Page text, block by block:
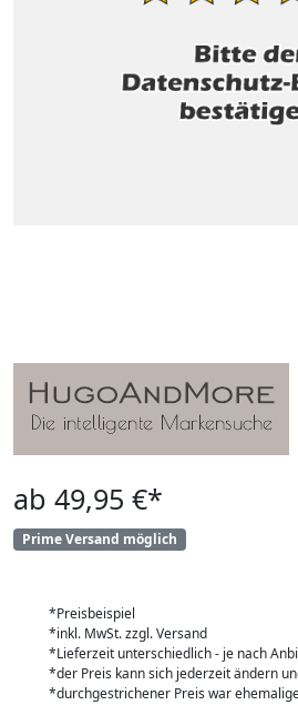
ab 49,95 €*
Prime Versand möglich
*Preisbeispiel
*inkl. MwSt. zzgl. Versand
*Lieferzeit unterschiedlich - je nach
*der Preis kann sich jederzeit ändern
*durchgestrichener Preis war